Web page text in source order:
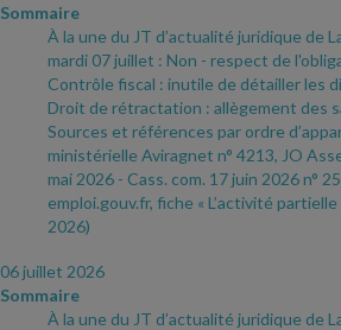
Sommaire
À la une du JT d’actualité juridique de
mardi 07 juillet : Non - respect de
Contrôle fiscal : inutile de détailler les
Droit de rétractation : allègement des
Sources et références par ordre
ministérielle Aviragnet n° 4213, JO
mai 2026 - Cass. com. 17 juin 2026 n° 25
emploi.gouv.fr, fiche « L’activité
2026)
06 juillet 2026
Sommaire
À la une du JT d’actualité juridique de